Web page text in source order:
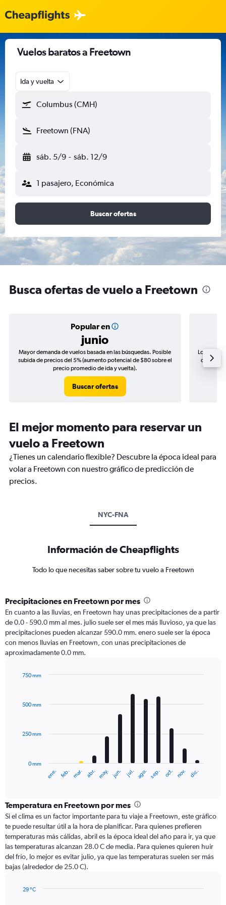
Vuelos baratos a Freetown
Ida y vuelta
Columbus (CMH)
Freetown (FNA)
sáb. 5/9 - sáb. 12/9
1 pasajero, Económica
Buscar ofertas
Busca ofertas de vuelo a Freetown
Popular en
junio
Mayor demanda de vuelos basada en las búsquedas. Posible
subida de precios del 5% (aumento potencial de $80 sobre el
precio promedio de ida y vuelta).
Buscar ofertas
Los
de
El mejor momento para reservar un
vuelo a Freetown
¿Tienes un calendario flexible? Descubre la época ideal para
volar a Freetown con nuestro gráfico de predicción de
precios.
NYC-FNA
Información de Cheapflights
Todo lo que necesitas saber sobre tu vuelo a Freetown
Precipitaciones en Freetown por mes
En cuanto a las lluvias, en Freetown hay unas precipitaciones de a partir
de 0.0 - 590.0 mm al mes. julio suele ser el mes más lluvioso, ya que las
precipitaciones pueden alcanzar 590.0 mm. enero suele ser la época
con menos lluvias en Freetown, con unas precipitaciones de
aproximadamente 0.0 mm.
with
12
The
categories.
Range:
12
categories.
The
chart
has
1
axis
ene. feb. mar. abr. may. jun. jul. ago. sep. oct. nov. dic.
0 mm
250 mm
500 mm
750 mm
Temperatura en Freetown por mes
Si el clima es un factor importante para tu viaje a Freetown, este gráfico
te puede resultar útil a la hora de planificar. Para quienes prefieren
temperaturas más cálidas, abril es la época ideal del año para ir, ya que
las temperaturas alcanzan 28.0 C de media. Para quienes quieren huir
del frío, lo mejor es evitar julio, ya que las temperaturas suelen ser más
bajas (alrededor de 25.0 C).
29 °C